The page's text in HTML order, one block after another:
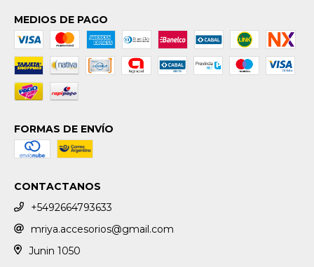
MEDIOS DE PAGO
FORMAS DE ENVÍO
CONTACTANOS
+5492664793633
mriya.accesorios@gmail.com
Junin 1050